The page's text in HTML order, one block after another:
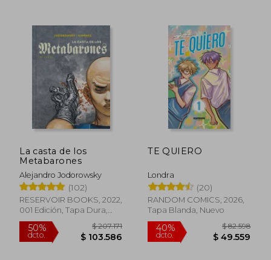
50% $ 160.906
$ 80.453
50%
dcto.
La casta de los
Metabarones
Alejandro Jodorowsky
(102)
RESERVOIR BOOKS, 2022,
001 Edición, Tapa Dura,
Nuevo
TE QUIERO
Londra
(20)
RANDOM COMICS, 2026,
Tapa Blanda, Nuevo